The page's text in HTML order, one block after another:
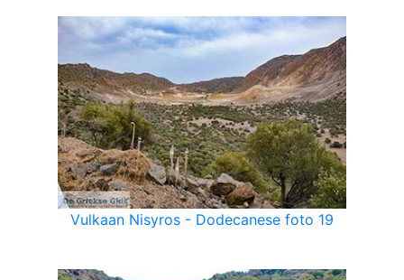
Vulkaan Nisyros - Dodecanese foto 19